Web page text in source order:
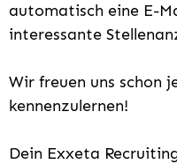
automatisch eine E-
interessante
Wir freuen uns schon
kennenzulernen!
Dein Exxeta